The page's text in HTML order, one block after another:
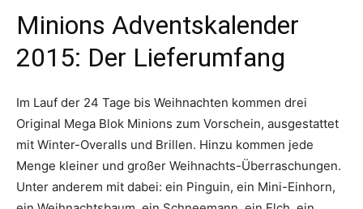
Minions Adventskalender
2015: Der Lieferumfang
Im Lauf der 24 Tage bis Weihnachten kommen drei
Original Mega Blok Minions zum Vorschein, ausgestattet
mit Winter-Overalls und Brillen. Hinzu kommen jede
Menge kleiner und großer Weihnachts-Überraschungen.
Unter anderem mit dabei: ein Pinguin, ein Mini-Einhorn,